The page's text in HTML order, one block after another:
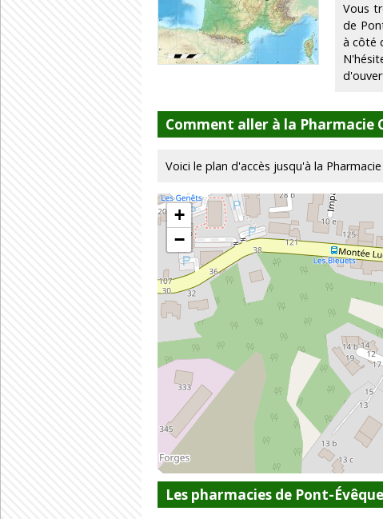
Vous
de
à côté
Comment aller à la Pharmacie
Voici le plan d'accès jusqu'à la
+
−
Les pharmacies de Pont-Évêque